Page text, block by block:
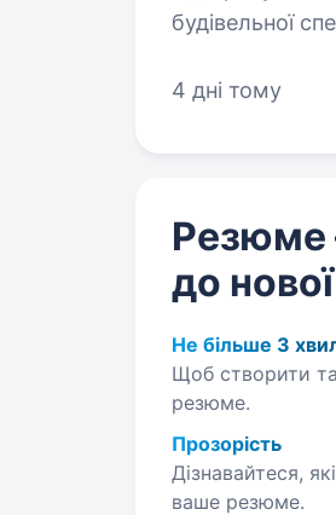
будівельної
та являємось
4 дні тому
Резюме
до
Не більше 3
Щоб створити
резюме.
Прозорість
Дізнавайтеся,
ваше резюме.